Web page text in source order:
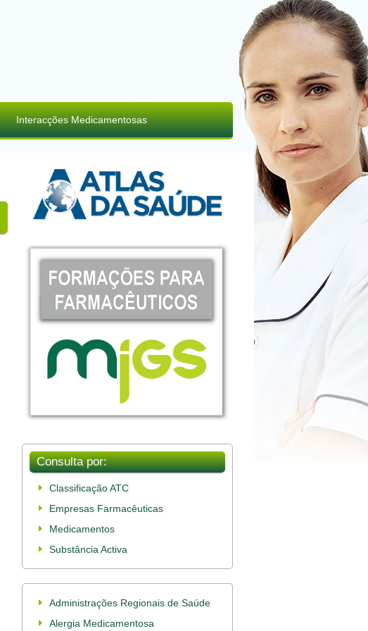
Interacções Medicamentosas
Consulta por:
Classificação ATC
Empresas Farmacêuticas
Medicamentos
Substância Activa
Administrações Regionais de Saúde
Alergia Medicamentosa